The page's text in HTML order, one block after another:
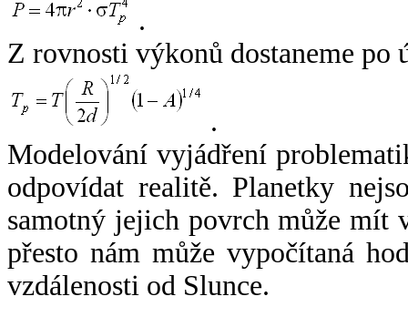
.
Z rovnosti výkonů dostaneme po
.
Modelování vyjádření
odpovídat realitě. Planetky
samotný jejich povrch může mít
přesto nám může vypočítaná
vzdálenosti od Slunce.